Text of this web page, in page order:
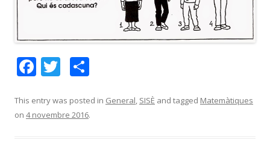
F
e
b
T
itt
er
m
p
This entry was posted in General, SISÈ and tagged Matemàtiques
on 4 novembre 2016.